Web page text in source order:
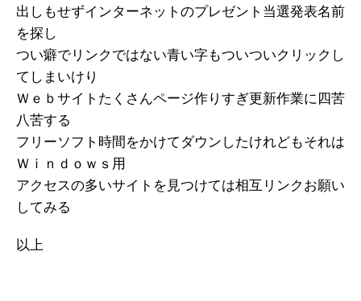
出しもせずインターネットのプレゼント当選発表名前
を探し
つい癖でリンクではない青い字もついついクリックし
てしまいけり
Ｗｅｂサイトたくさんページ作りすぎ更新作業に四苦
八苦する
フリーソフト時間をかけてダウンしたけれどもそれは
Ｗｉｎｄｏｗｓ用
アクセスの多いサイトを見つけては相互リンクお願い
してみる
以上